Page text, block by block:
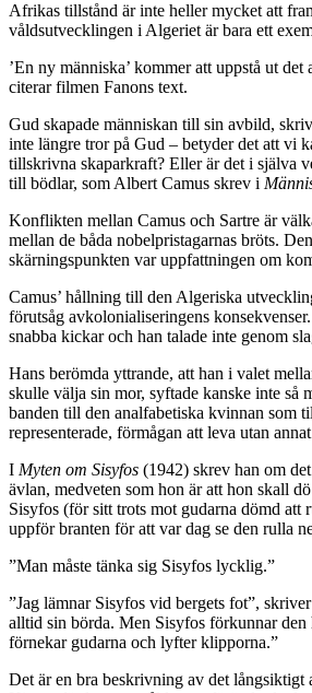
Afrikas tillstånd är inte heller mycket att
våldsutvecklingen i Algeriet är bara ett
’En ny människa’ kommer att uppstå ut
citerar filmen Fanons text.
Gud skapade människan till sin avbild,
inte längre tror på Gud – betyder det att vi
tillskrivna skaparkraft? Eller är det i själva
till bödlar, som Albert Camus skrev i
Konflikten mellan Camus och Sartre är
mellan de båda nobelpristagarnas bröts.
skärningspunkten var uppfattningen om
Camus’ hållning till den Algeriska
förutsåg avkolonialiseringens
snabba kickar och han talade inte genom
Hans berömda yttrande, att han i valet
skulle välja sin mor, syftade kanske inte så
banden till den analfabetiska kvinnan som
representerade, förmågan att leva utan
I Myten om Sisyfos (1942) skrev han om
ävlan, medveten som hon är att hon skall
Sisyfos (för sitt trots mot gudarna dömd att
uppför branten för att var dag se den rulla
”Man måste tänka sig Sisyfos lycklig.”
”Jag lämnar Sisyfos vid bergets fot”,
alltid sin börda. Men Sisyfos förkunnar den
förnekar gudarna och lyfter klipporna.”
Det är en bra beskrivning av det långsiktigt